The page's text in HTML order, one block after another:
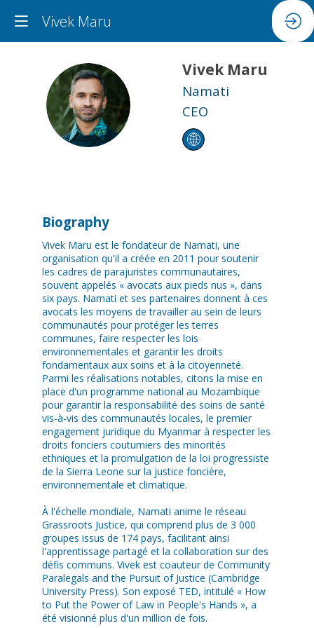
Vivek Maru
VM
Vivek Maru
Namati
CEO
Biography
Vivek Maru est le fondateur de Namati, une
organisation qu'il a créée en 2011 pour soutenir
les cadres de parajuristes communautaires,
souvent appelés « avocats aux pieds nus », dans
six pays. Namati et ses partenaires donnent à ces
avocats les moyens de travailler au sein de leurs
communautés pour protéger les terres
communes, faire respecter les lois
environnementales et garantir les droits
fondamentaux aux soins et à la citoyenneté.
Parmi les réalisations notables, citons la mise en
place d'un programme national au Mozambique
pour garantir la responsabilité des soins de santé
vis-à-vis des communautés locales, le premier
engagement juridique du Myanmar à respecter les
droits fonciers coutumiers des minorités
ethniques et la promulgation de la loi progressiste
de la Sierra Leone sur la justice foncière,
environnementale et climatique.
À l'échelle mondiale, Namati anime le réseau
Grassroots Justice, qui comprend plus de 3 000
groupes issus de 174 pays, facilitant ainsi
l'apprentissage partagé et la collaboration sur des
défis communs. Vivek est coauteur de Community
Paralegals and the Pursuit of Justice (Cambridge
University Press). Son exposé TED, intitulé « How
to Put the Power of Law in People's Hands », a
été visionné plus d'un million de fois.